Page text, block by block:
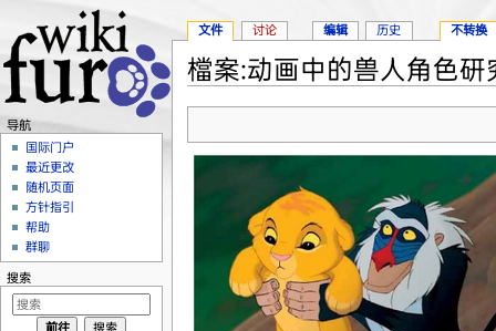
檔案:动画中的兽人角色研
文件 讨论 编辑 历史 不转换
导航
国际门户
最近更改
随机页面
方针指引
帮助
群聊
搜索